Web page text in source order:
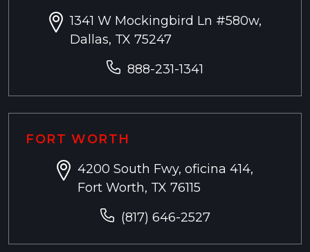
1341 W Mockingbird Ln #580w,
Dallas, TX 75247
888-231-1341
FORT WORTH
4200 South Fwy, oficina 414,
Fort Worth, TX 76115
(817) 646-2527